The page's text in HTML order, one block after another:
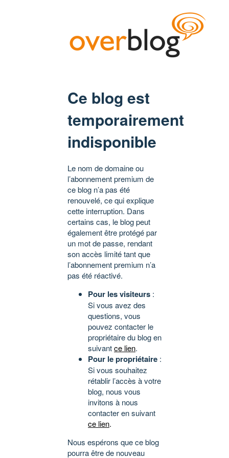
Ce blog est
temporairement
indisponible
Le nom de domaine ou
l’abonnement premium de
ce blog n’a pas été
renouvelé, ce qui explique
cette interruption. Dans
certains cas, le blog peut
également être protégé par
un mot de passe, rendant
son accès limité tant que
l’abonnement premium n’a
pas été réactivé.
Pour les visiteurs :
Si vous avez des
questions, vous
pouvez contacter le
propriétaire du blog en
suivantce lien.
Pour le propriétaire :
Si vous souhaitez
rétablir l’accès à votre
blog, nous vous
invitons à nous
contacter en suivant
ce lien.
Nous espérons que ce blog
pourra être de nouveau